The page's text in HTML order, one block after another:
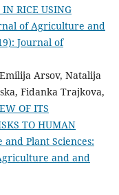
RICE USING
of Agriculture and
Journal of
Arsov, Natalija
Fidanka Trajkova,
OF ITS
TO HUMAN
Plant Sciences:
and and